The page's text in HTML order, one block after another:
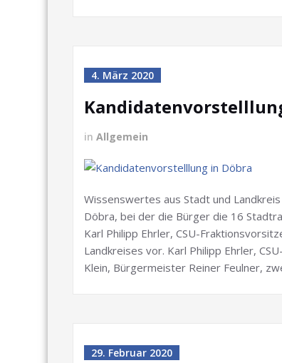
4. März 2020
in Allgemein
Wissenswertes aus Stadt und
Döbra, bei der die Bürger die 16
Karl Philipp Ehrler, CSU-
Landkreises vor. Karl Philipp Ehrler,
Klein, Bürgermeister Reiner Feulner,
29. Februar 2020